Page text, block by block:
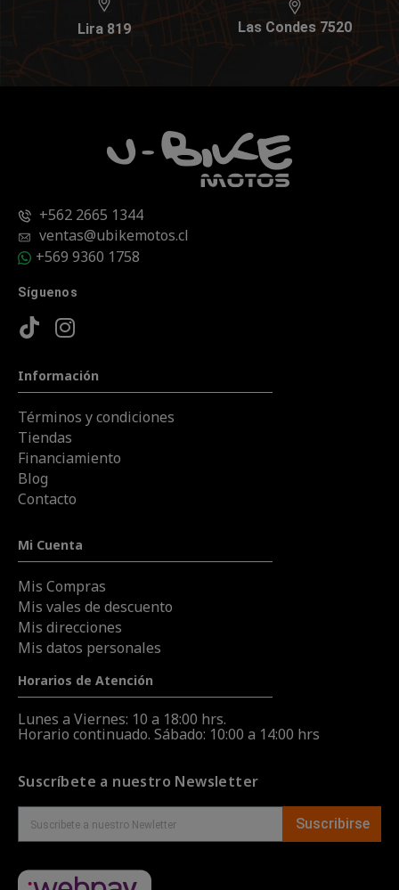
Lira 819 Las Condes 7520
+562 2665 1344
ventas@ubikemotos.cl
+569 9360 1758
Síguenos
Información
Términos y condiciones
Tiendas
Financiamiento
Blog
Contacto
Mi Cuenta
Mis Compras
Mis vales de descuento
Mis direcciones
Mis datos personales
Horarios de Atención
Lunes a Viernes: 10 a 18:00 hrs.
Horario continuado. Sábado: 10:00 a 14:00 hrs
Suscríbete a nuestro Newsletter
Suscribirse